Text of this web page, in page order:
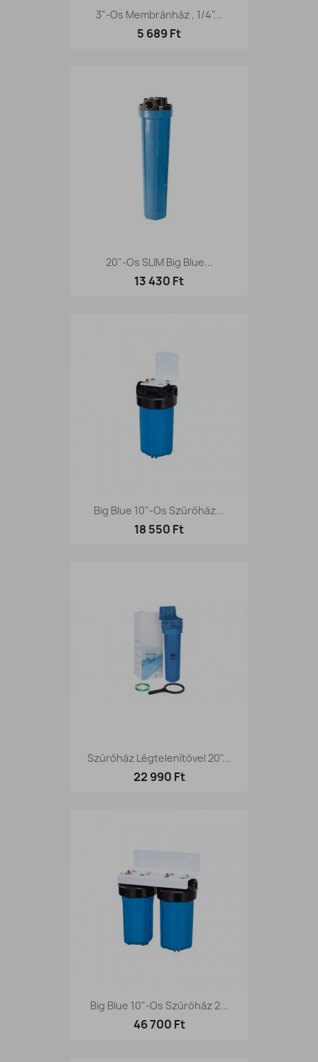
3"-Os Membránház , 1/4"...
5 689 Ft
20"-Os SLIM Big Blue...
13 430 Ft
Big Blue 10"-Os Szűrőház...
18 550 Ft
Szűrőház Légtelenítővel 20"...
22 990 Ft
Big Blue 10"-Os Szűrőház 2...
46 700 Ft